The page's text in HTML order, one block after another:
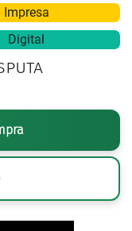
Impresa
Digital